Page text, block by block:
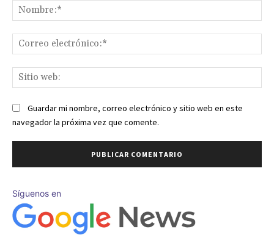
Guardar mi nombre, correo electrónico y sitio web en este
navegador la próxima vez que comente.
Síguenos en